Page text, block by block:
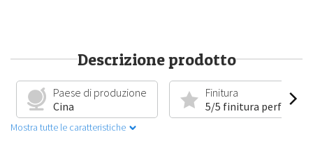
Descrizione prodotto
Paese di produzione
Cina
Finitura
5/5 finitura perfetta
Mostra tutte le caratteristiche